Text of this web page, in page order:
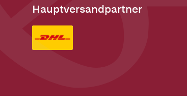
Hauptversandpartner